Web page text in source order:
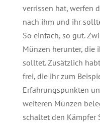
verrissen hat, werfen
nach ihm und ihr
So einfach, so gut.
Münzen herunter, die
solltet. Zusätzlich
frei, die ihr zum
Erfahrungspunkten
weiteren Münzen
schaltet den